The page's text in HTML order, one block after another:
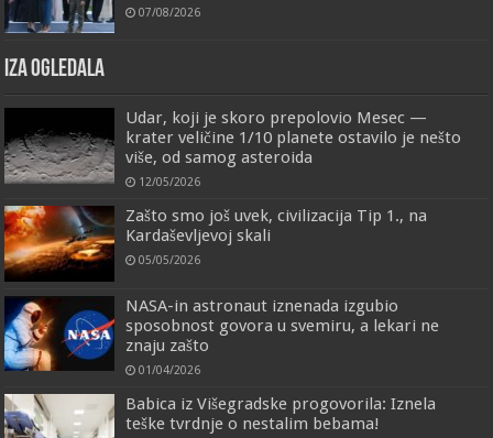
07/08/2026
IZA OGLEDALA
Udar, koji je skoro prepolovio Mesec —
krater veličine 1/10 planete ostavilo je nešto
više, od samog asteroida
12/05/2026
Zašto smo još uvek, civilizacija Tip 1., na
Kardaševljevoj skali
05/05/2026
NASA-in astronaut iznenada izgubio
sposobnost govora u svemiru, a lekari ne
znaju zašto
01/04/2026
Babica iz Višegradske progovorila: Iznela
teške tvrdnje o nestalim bebama!